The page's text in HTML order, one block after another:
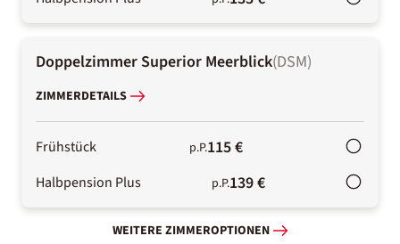
Doppelzimmer Superior Meerblick(DSM)
ZIMMERDETAILS
Frühstück p.P.115 €
Halbpension Plus p.P.139 €
WEITERE ZIMMEROPTIONEN